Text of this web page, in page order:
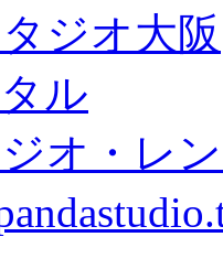
ジオ大阪
ル
オ・レ